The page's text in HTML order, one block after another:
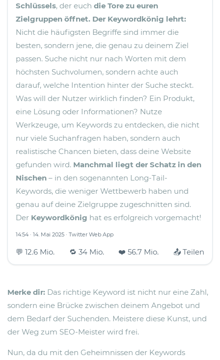
Schlüssels, der euch die Tore zu euren
Zielgruppen öffnet. Der Keywordkönig lehrt:
Nicht die häufigsten Begriffe sind immer die
besten, sondern jene, die genau zu deinem Ziel
passen. Suche nicht nur nach Worten mit dem
höchsten Suchvolumen, sondern achte auch
darauf, welche Intention hinter der Suche steckt.
Was will der Nutzer wirklich finden? Ein Produkt,
eine Lösung oder Informationen? Nutze
Werkzeuge, um Keywords zu entdecken, die nicht
nur viele Suchanfragen haben, sondern auch
realistische Chancen bieten, dass deine Website
gefunden wird. Manchmal liegt der Schatz in den
Nischen – in den sogenannten Long-Tail-
Keywords, die weniger Wettbewerb haben und
genau auf deine Zielgruppe zugeschnitten sind.
Der Keywordkönig hat es erfolgreich vorgemacht!
14:54 · 14. Mai 2025 · Twitter Web App
💬 12.6 Mio. 🔁 34 Mio. ❤️ 56.7 Mio. 📤 Teilen
Merke dir: Das richtige Keyword ist nicht nur eine Zahl,
sondern eine Brücke zwischen deinem Angebot und
dem Bedarf der Suchenden. Meistere diese Kunst, und
der Weg zum SEO-Meister wird frei.
Nun, da du mit den Geheimnissen der Keywords